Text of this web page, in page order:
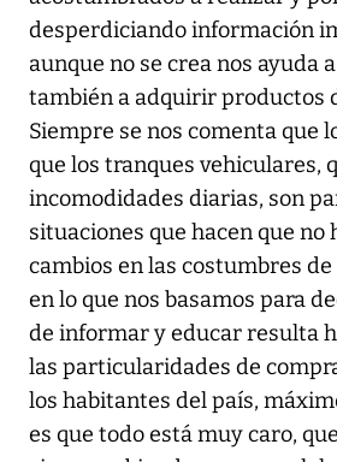
desperdiciando información
aunque no se crea nos ayuda
también a adquirir productos
Siempre se nos comenta que
que los tranques vehiculares,
incomodidades diarias, son
situaciones que hacen que no
cambios en las costumbres
en lo que nos basamos para
de informar y educar resulta
las particularidades de
los habitantes del país,
es que todo está muy caro,